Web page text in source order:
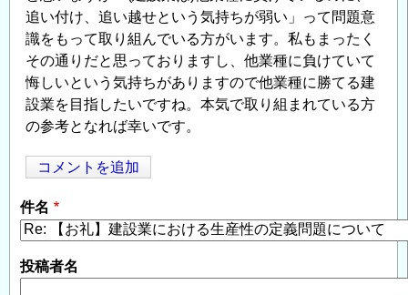
追い付け、追い越せという気持ちが弱い」って問題意
識をもって取り組んでいる方がいます。私もまったく
その通りだと思っておりますし、他業種に負けていて
悔しいという気持ちがありますので他業種に勝てる建
設業を目指したいですね。本気で取り組まれている方
の参考となれば幸いです。
コメントを追加
件名
投稿者名